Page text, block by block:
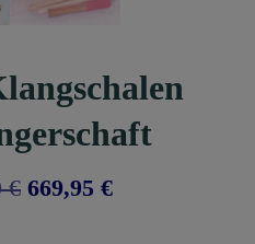
€ Ursprünglicher
669,95 €Aktueller